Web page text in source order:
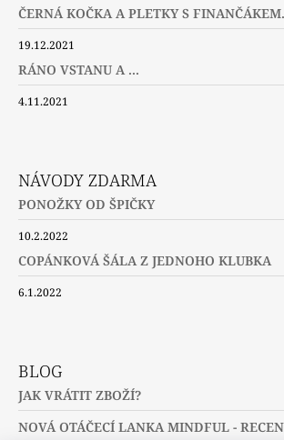
ČERNÁ KOČKA A PLETKY S
19.12.2021
RÁNO VSTANU A ...
4.11.2021
NÁVODY ZDARMA
PONOŽKY OD ŠPIČKY
10.2.2022
COPÁNKOVÁ ŠÁLA Z JEDNOHO KLUBKA
6.1.2022
BLOG
JAK VRÁTIT ZBOŽÍ?
NOVÁ OTÁČECÍ LANKA MINDFUL -